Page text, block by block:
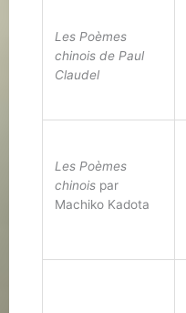
Les Poèmes
chinois de Paul
Claudel
Les Poèmes
chinois par
Machiko Kadota